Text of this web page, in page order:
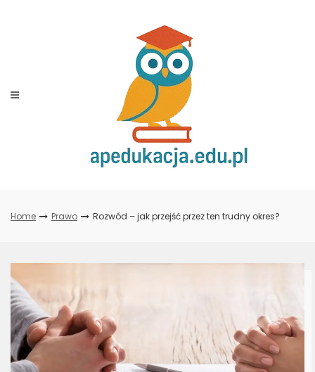
Home Prawo Rozwód – jak przejść przez ten trudny okres?